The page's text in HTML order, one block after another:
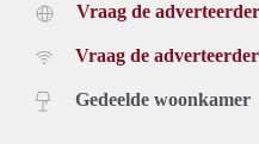
Vraag de adverteerder
Vraag de adverteerder
Gedeelde woonkamer